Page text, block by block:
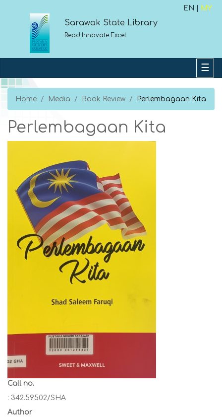
EN | MY
Sarawak State Library
Read.Innovate.Excel
Home Media Book Review Perlembagaan Kita
Perlembagaan Kita
Call no.
: 342.59502/SHA
Author